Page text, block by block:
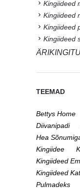
Kingiideed
Kingiideed
Kingiideed
Kingiideed
TEEMAD
Bettys Home
Diivanipadi
Hea
Kingiidee
Kingiideed
Kingiideed
Pulmadeks